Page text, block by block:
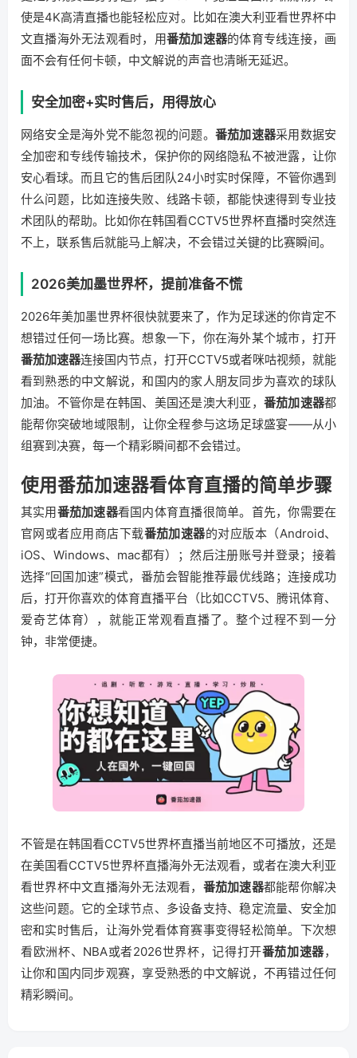
使是4K高清直播也能轻松应对。比如在澳大利亚看世界杯中
文直播海外无法观看时，用番茄加速器的体育专线连接，画
面不会有任何卡顿，中文解说的声音也清晰无延迟。
安全加密+实时售后，用得放心
网络安全是海外党不能忽视的问题。 番茄加速器采用数据安
全加密和专线传输技术，保护你的网络隐私不被泄露，让你
安心看球。而且它的售后团队24小时实时保障，不管你遇到
什么问题，比如连接失败、线路卡顿，都能快速得到专业技
术团队的帮助。比如你在韩国看CCTV5世界杯直播时突然连
不上，联系售后就能马上解决，不会错过关键的比赛瞬间。
2026美加墨世界杯，提前准备不慌
2026年美加墨世界杯很快就要来了，作为足球迷的你肯定不
想错过任何一场比赛。想象一下，你在海外某个城市，打开
番茄加速器连接国内节点，打开CCTV5或者咪咕视频，就能
看到熟悉的中文解说，和国内的家人朋友同步为喜欢的球队
加油。不管你是在韩国、美国还是澳大利亚， 番茄加速器都
能帮你突破地域限制，让你全程参与这场足球盛宴——从小
组赛到决赛，每一个精彩瞬间都不会错过。
使用番茄加速器看体育直播的简单步骤
其实用番茄加速器看国内体育直播很简单。首先，你需要在
官网或者应用商店下载番茄加速器的对应版本（Android、
iOS、Windows、mac都有）；然后注册账号并登录；接着
选择“回国加速”模式，番茄会智能推荐最优线路；连接成功
后，打开你喜欢的体育直播平台（比如CCTV5、腾讯体育、
爱奇艺体育），就能正常观看直播了。整个过程不到一分
钟，非常便捷。
不管是在韩国看CCTV5世界杯直播当前地区不可播放，还是
在美国看CCTV5世界杯直播海外无法观看，或者在澳大利亚
看世界杯中文直播海外无法观看， 番茄加速器都能帮你解决
这些问题。它的全球节点、多设备支持、稳定流量、安全加
密和实时售后，让海外党看体育赛事变得轻松简单。下次想
看欧洲杯、NBA或者2026世界杯，记得打开番茄加速器，
让你和国内同步观赛，享受熟悉的中文解说，不再错过任何
精彩瞬间。